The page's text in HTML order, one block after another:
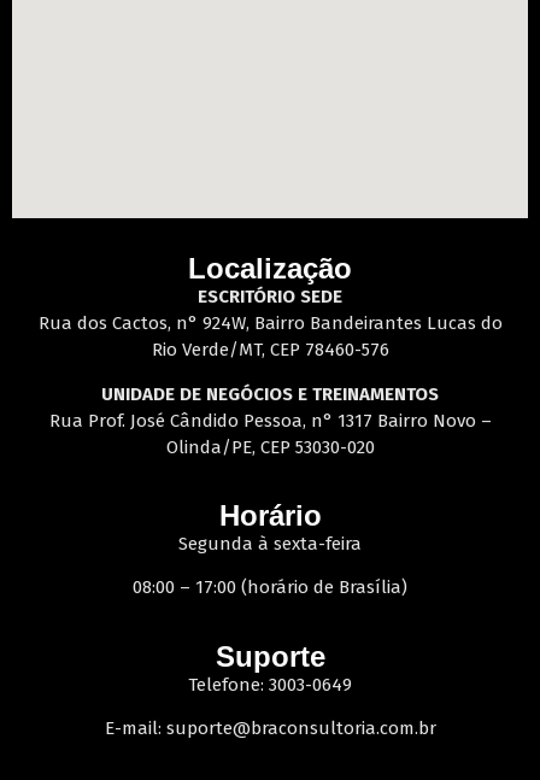
Localização
ESCRITÓRIO SEDE
Rua dos Cactos, n° 924W, Bairro Bandeirantes Lucas do
Rio Verde/MT, CEP 78460-576
UNIDADE DE NEGÓCIOS E TREINAMENTOS
Rua Prof. José Cândido Pessoa, n° 1317 Bairro Novo –
Olinda/PE, CEP 53030-020
Horário
Segunda à sexta-feira
08:00 – 17:00 (horário de Brasília)
Suporte
Telefone: 3003-0649
E-mail: suporte@braconsultoria.com.br